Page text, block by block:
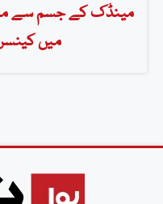
مینڈک کے جسم سے
میں